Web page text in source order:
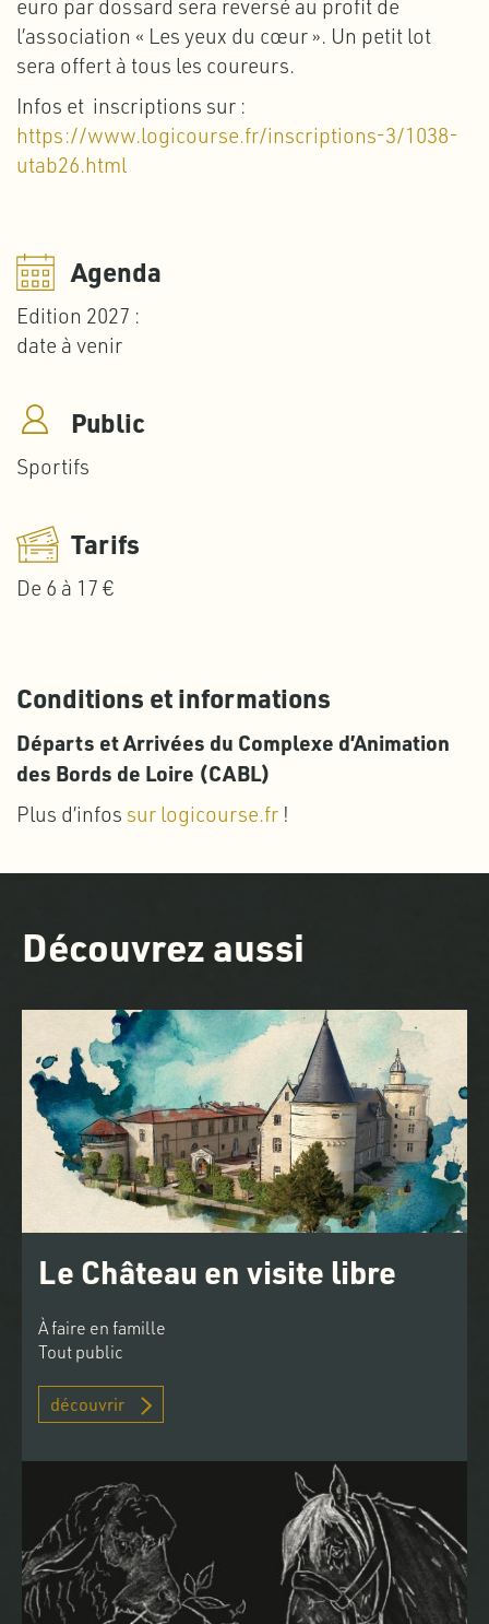
euro par dossard sera reversé au profit de
l’association « Les yeux du cœur ». Un petit lot
sera offert à tous les coureurs.
Infos et inscriptions sur :
https://www.logicourse.fr/inscriptions-3/1038-
utab26.html
Agenda
Edition 2027 :
date à venir
Public
Sportifs
Tarifs
De 6 à 17 €
Conditions et informations
Départs et Arrivées du Complexe d’Animation
des Bords de Loire (CABL)
Plus d’infos sur logicourse.fr !
Découvrez aussi
Le Château en visite libre
À faire en famille
Tout public
découvrir